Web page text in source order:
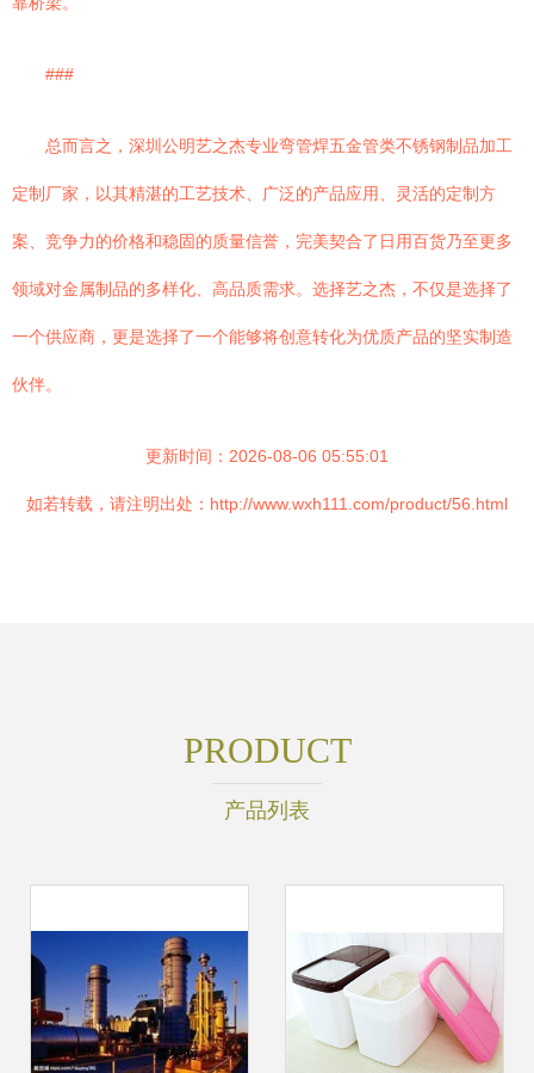
###
总而言之，深圳公明艺之杰专业弯管焊五金管类不锈钢制品加工
定制厂家，以其精湛的工艺技术、广泛的产品应用、灵活的定制方
案、竞争力的价格和稳固的质量信誉，完美契合了日用百货乃至更多
领域对金属制品的多样化、高品质需求。选择艺之杰，不仅是选择了
一个供应商，更是选择了一个能够将创意转化为优质产品的坚实制造
伙伴。
更新时间：2026-08-06 05:55:01
如若转载，请注明出处：http://www.wxh111.com/product/56.html
PRODUCT
产品列表